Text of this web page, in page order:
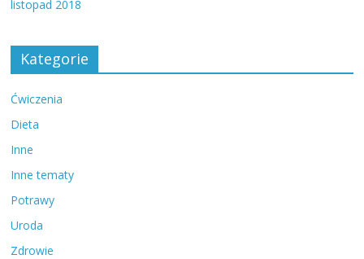
listopad 2018
Kategorie
Ćwiczenia
Dieta
Inne
Inne tematy
Potrawy
Uroda
Zdrowie